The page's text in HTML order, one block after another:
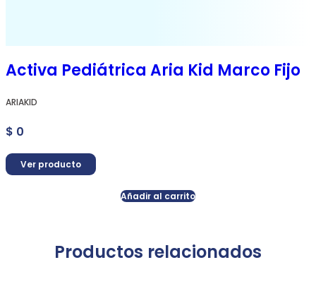
Activa Pediátrica Aria Kid Marco Fijo
ARIAKID
$ 0
Ver producto
Añadir al carrito
Productos relacionados